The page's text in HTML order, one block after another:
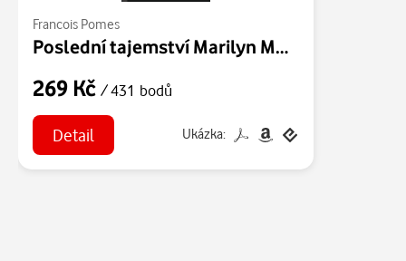
Francois Pomes
Poslední tajemství Marilyn Monroe
269 Kč / 431 bodů
Detail Ukázka: